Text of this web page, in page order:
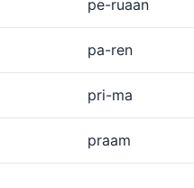
pe-ruaan
pa-ren
pri-ma
praam